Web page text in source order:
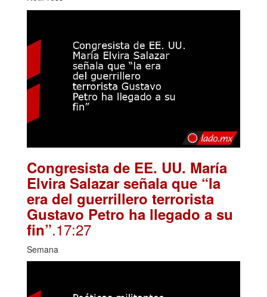
Congresista de EE. UU. María
Elvira Salazar señala que “la
era del guerrillero terrorista
Gustavo Petro ha llegado a su
fin”.17:27
Semana